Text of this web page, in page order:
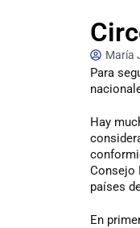
María
Para
Hay
Consejo
países
En